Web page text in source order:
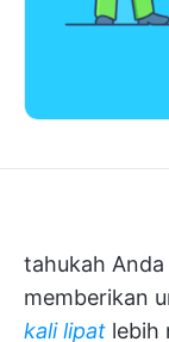
tahukah
memberikan
kali lipat lebih